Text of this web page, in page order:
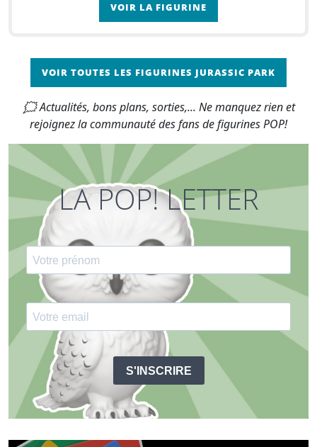
VOIR LA FIGURINE
VOIR TOUTES LES FIGURINES JURASSIC PARK
🗯 Actualités, bons plans, sorties,... Ne manquez rien et
rejoignez la communauté des fans de figurines POP!
LA POP! LETTER
S'INSCRIRE